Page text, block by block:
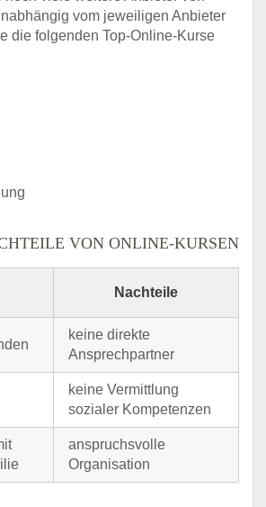
vom jeweiligen Anbieter
die folgenden Top-Online-Kurse
VON ONLINE-KURSEN
Nachteile
keine direkte
Ansprechpartner
keine Vermittlung
sozialer Kompetenzen
anspruchsvolle
Organisation